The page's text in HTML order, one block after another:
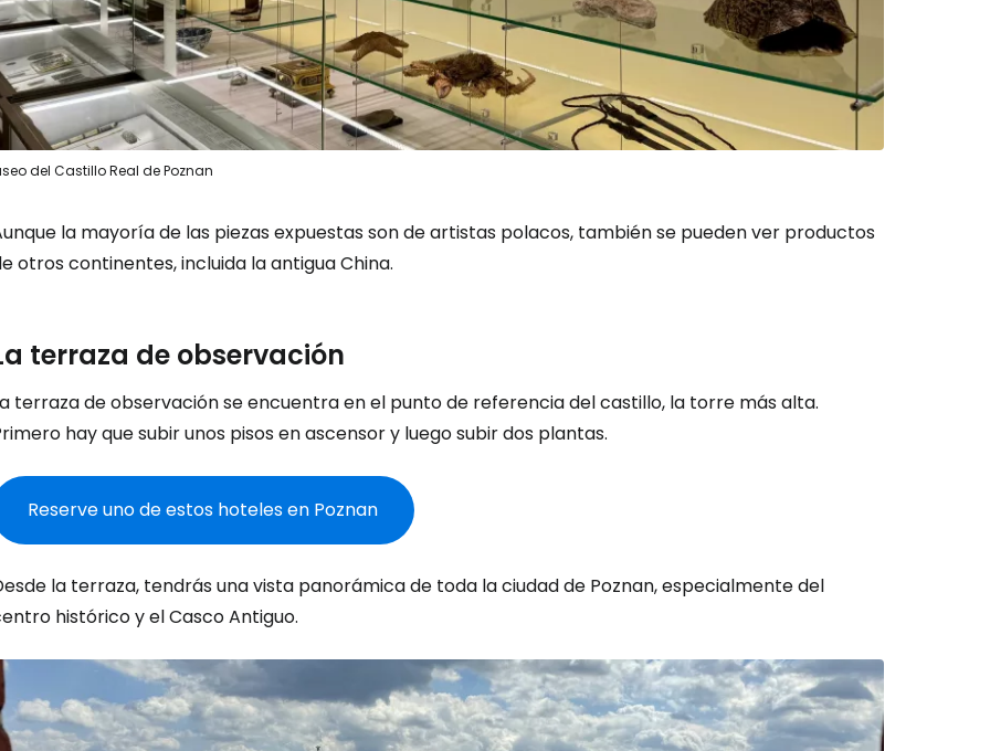
del Castillo Real de Poznan
la mayoría de las piezas expuestas son de artistas polacos, también se pueden ver productos
otros continentes, incluida la antigua China.
terraza de observación
terraza de observación se encuentra en el punto de referencia del castillo, la torre más alta.
hay que subir unos pisos en ascensor y luego subir dos plantas.
Reserve uno de estos hoteles en Poznan
la terraza, tendrás una vista panorámica de toda la ciudad de Poznan, especialmente del
histórico y el Casco Antiguo.
Iniciar sesión en Cestee
... la comunidad mundial de viajeros
Continuar con Facebook
Continuar con Email